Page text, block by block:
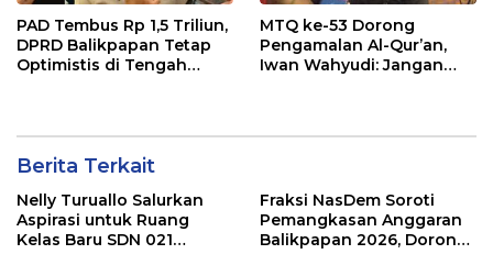
PAD Tembus Rp 1,5 Triliun,
DPRD Balikpapan Tetap
Optimistis di Tengah
MTQ ke-53 Dorong
Pengamalan Al-Qur’an,
Iwan Wahyudi: Jangan
Berita Terkait
Nelly Turuallo Salurkan
Aspirasi untuk Ruang
Kelas Baru SDN 021
Fraksi NasDem Soroti
Pemangkasan Anggaran
Balikpapan 2026, Dorong